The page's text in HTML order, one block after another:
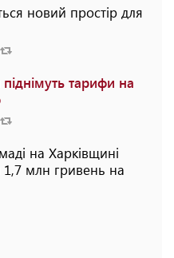
новий простір для
тарифи на
на Харківщині
1,7 млн гривень на